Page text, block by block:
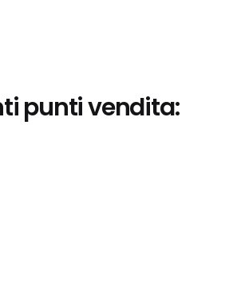
punti vendita: